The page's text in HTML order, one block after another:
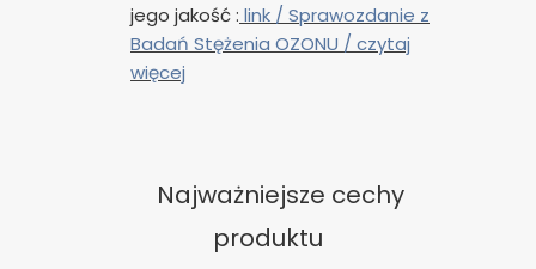
jego jakość : link / Sprawozdanie z
Badań Stężenia OZONU / czytaj
więcej
Najważniejsze cechy
produktu